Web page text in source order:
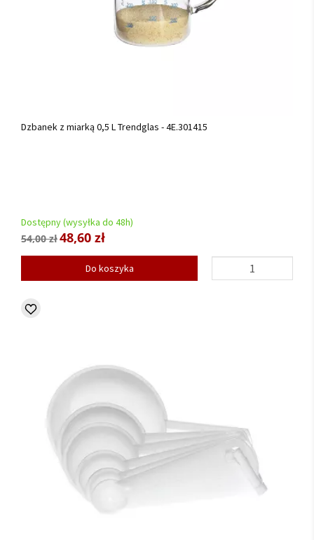
Dzbanek z miarką 0,5 L Trendglas - 4E.301415
Dostępny (wysyłka do 48h)
54,00 zł48,60 zł
Do koszyka